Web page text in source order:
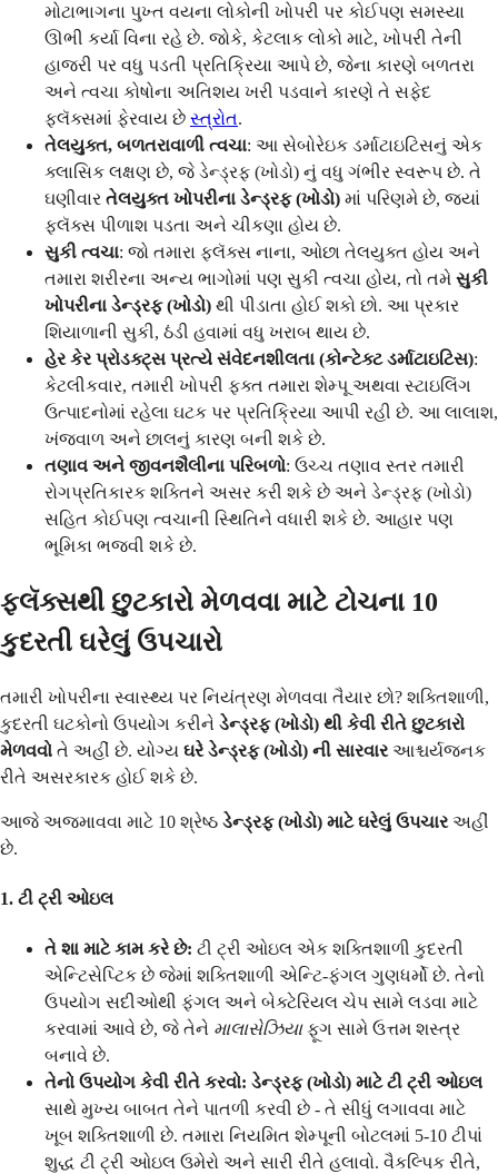
મોટાભાગના પુખ્ત વયના લોકોની ખોપરી પર કોઈપણ સમસ્યા
ઊભી કર્યા વિના રહે છે. જોકે, કેટલાક લોકો માટે, ખોપરી તેની
હાજરી પર વધુ પડતી પ્રતિક્રિયા આપે છે, જેના કારણે બળતરા
અને ત્વચા કોષોના અતિશય ખરી પડવાને કારણે તે સફેદ
ફ્લૅક્સમાં ફેરવાય છે સ્ત્રોત.
તેલયુક્ત, બળતરાવાળી ત્વચા: આ સેબોરેઇક ડર્માટાઇટિસનું એક
ક્લાસિક લક્ષણ છે, જે ડેન્ડ્રફ (ખોડો) નું વધુ ગંભીર સ્વરૂપ છે. તે
ઘણીવાર તેલયુક્ત ખોપરીના ડેન્ડ્રફ (ખોડો) માં પરિણમે છે, જ્યાં
ફ્લૅક્સ પીળાશ પડતા અને ચીકણા હોય છે.
સુકી ત્વચા: જો તમારા ફ્લૅક્સ નાના, ઓછા તેલયુક્ત હોય અને
તમારા શરીરના અન્ય ભાગોમાં પણ સુકી ત્વચા હોય, તો તમે સુકી
ખોપરીના ડેન્ડ્રફ (ખોડો) થી પીડાતા હોઈ શકો છો. આ પ્રકાર
શિયાળાની સુકી, ઠંડી હવામાં વધુ ખરાબ થાય છે.
હેર કેર પ્રોડક્ટ્સ પ્રત્યે સંવેદનશીલતા (કોન્ટેક્ટ ડર્માટાઇટિસ):
કેટલીકવાર, તમારી ખોપરી ફક્ત તમારા શેમ્પૂ અથવા સ્ટાઇલિંગ
ઉત્પાદનોમાં રહેલા ઘટક પર પ્રતિક્રિયા આપી રહી છે. આ લાલાશ,
ખંજવાળ અને છાલનું કારણ બની શકે છે.
તણાવ અને જીવનશૈલીના પરિબળો: ઉચ્ચ તણાવ સ્તર તમારી
રોગપ્રતિકારક શક્તિને અસર કરી શકે છે અને ડેન્ડ્રફ (ખોડો)
સહિત કોઈપણ ત્વચાની સ્થિતિને વધારી શકે છે. આહાર પણ
ભૂમિકા ભજવી શકે છે.
ફ્લૅક્સથી છુટકારો મેળવવા માટે ટોચના 10
કુદરતી ઘરેલું ઉપચારો
તમારી ખોપરીના સ્વાસ્થ્ય પર નિયંત્રણ મેળવવા તૈયાર છો? શક્તિશાળી,
કુદરતી ઘટકોનો ઉપયોગ કરીને ડેન્ડ્રફ (ખોડો) થી કેવી રીતે છુટકારો
મેળવવો તે અહીં છે. યોગ્ય ઘરે ડેન્ડ્રફ (ખોડો) ની સારવારઆશ્ચર્યજનક
રીતે અસરકારક હોઈ શકે છે.
આજે અજમાવવા માટે 10 શ્રેષ્ઠ ડેન્ડ્રફ (ખોડો) માટે ઘરેલું ઉપચારઅહીં
છે.
1. ટી ટ્રી ઓઇલ
તે શા માટે કામ કરે છે: ટી ટ્રી ઓઇલ એક શક્તિશાળી કુદરતી
એન્ટિસેપ્ટિક છે જેમાં શક્તિશાળી એન્ટિ-ફંગલ ગુણધર્મો છે. તેનો
ઉપયોગ સદીઓથી ફંગલ અને બેક્ટેરિયલ ચેપ સામે લડવા માટે
કરવામાં આવે છે, જે તેને માલાસેઝિયાફૂગ સામે ઉત્તમ શસ્ત્ર
બનાવે છે.
તેનો ઉપયોગ કેવી રીતે કરવો: ડેન્ડ્રફ (ખોડો) માટે ટી ટ્રી ઓઇલ
સાથે મુખ્ય બાબત તેને પાતળી કરવી છે - તે સીધું લગાવવા માટે
ખૂબ શક્તિશાળી છે. તમારા નિયમિત શેમ્પૂની બોટલમાં 5-10 ટીપાં
શુદ્ધ ટી ટ્રી ઓઇલ ઉમેરો અને સારી રીતે હલાવો. વૈકલ્પિક રીતે,